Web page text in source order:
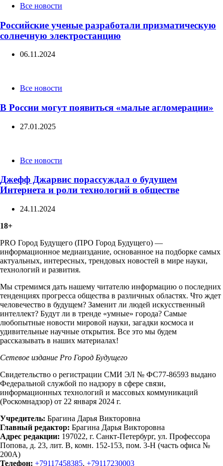
CategoriesВсе новости
Российские ученые разработали призматическую
солнечную электростанцию
06.11.2024
CategoriesВсе новости
В России могут появиться «малые агломерации»
27.01.2025
CategoriesВсе новости
Джефф Джарвис порассуждал о будущем
Интернета и роли технологий в обществе
24.11.2024
18+
PRO Город Будущего (ПРО Город Будущего) —
информационное медиаиздание, основанное на подборке самых
актуальных, интересных, трендовых новостей в мире науки,
технологий и развития.
Мы стремимся дать нашему читателю информацию о последних
тенденциях прогресса общества в различных областях. Что ждет
человечество в будущем? Заменит ли людей искусственный
интеллект? Будут ли в тренде «умные» города? Самые
любопытные новости мировой науки, загадки космоса и
удивительные научные открытия. Все это мы будем
рассказывать в наших материалах!
Сетевое издание Рrо Город Будущего
Свидетельство о регистрации СМИ ЭЛ № ФС77-86593 выдано
Федеральной службой по надзору в сфере связи,
информационных технологий и массовых коммуникаций
(Роскомнадзор) от 22 января 2024 г.
Учредитель: Брагина Дарья Викторовна
Главный редактор: Брагина Дарья Викторовна
Адрес редакции: 197022, г. Санкт-Петербург, ул. Профессора
Попова, д. 23, лит. В, комн. 152-153, пом. 3-Н (часть офиса №
200А)
Телефон: +79117458385, +79117230003